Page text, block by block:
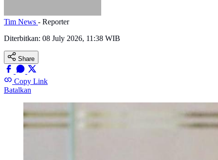
Tim News - Reporter
Diterbitkan: 08 July 2026, 11:38 WIB
Share
Copy Link
Batalkan